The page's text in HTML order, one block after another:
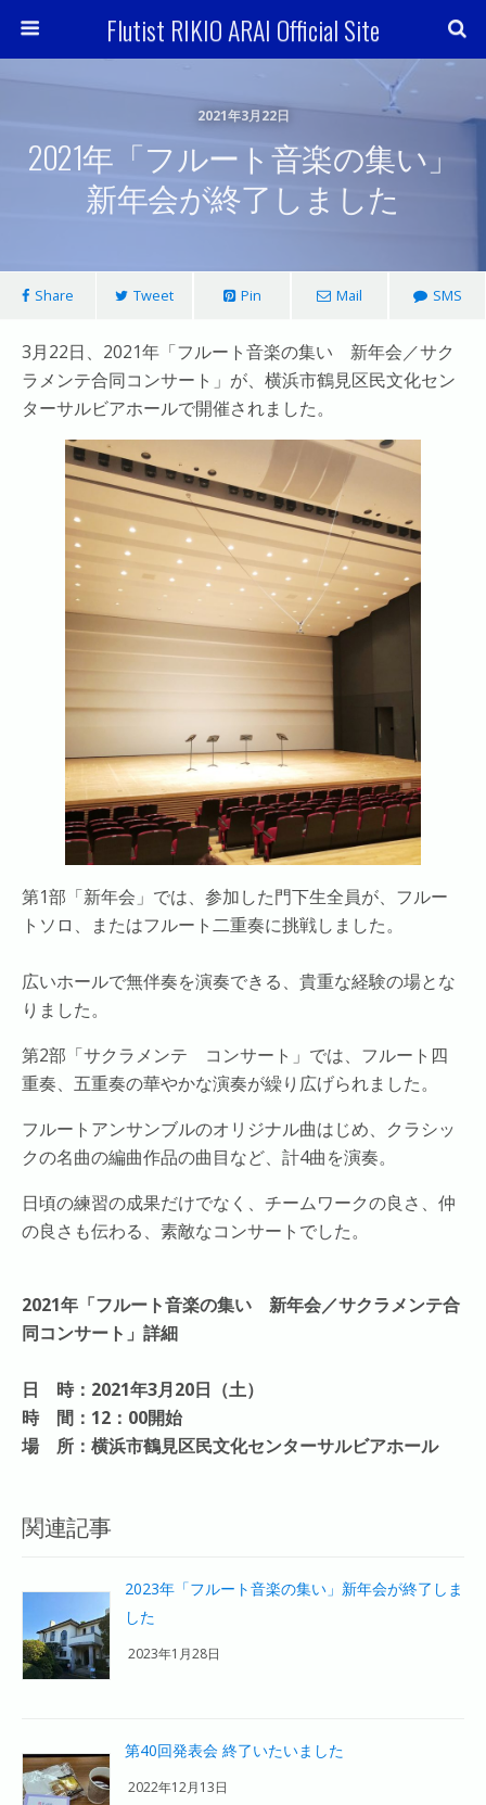
Flutist RIKIO ARAI Official Site
2021年3月22日
2021年「フルート音楽の集い」
新年会が終了しました
Share Tweet Pin Mail SMS
3月22日、2021年「フルート音楽の集い 新年会／サク
ラメンテ合同コンサート」が、横浜市鶴見区民文化セン
ターサルビアホールで開催されました。
第1部「新年会」では、参加した門下生全員が、フルー
トソロ、またはフルート二重奏に挑戦しました。
広いホールで無伴奏を演奏できる、貴重な経験の場とな
りました。
第2部「サクラメンテ コンサート」では、フルート四
重奏、五重奏の華やかな演奏が繰り広げられました。
フルートアンサンブルのオリジナル曲はじめ、クラシッ
クの名曲の編曲作品の曲目など、計4曲を演奏。
日頃の練習の成果だけでなく、チームワークの良さ、仲
の良さも伝わる、素敵なコンサートでした。
2021年「フルート音楽の集い 新年会／サクラメンテ合
同コンサート」詳細
日 時：2021年3月20日（土）
時 間：12：00開始
場 所：横浜市鶴見区民文化センターサルビアホール
関連記事
2023年「フルート音楽の集い」新年会が終了しま
した
2023年1月28日
第40回発表会 終了いたいました
2022年12月13日